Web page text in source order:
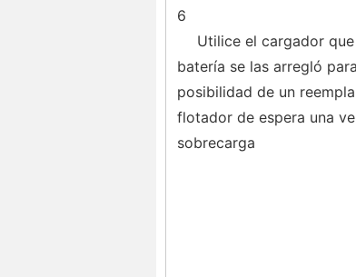
6
Utilice el cargador
batería se las arregló
posibilidad de un
flotador de espera una
sobrecarga